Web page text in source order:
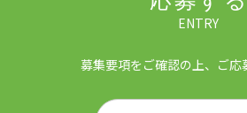
ENTRY
募集要項をご確認の上、ご応